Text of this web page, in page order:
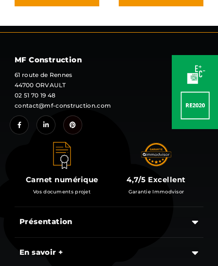
MF Construction
61 route de Rennes
44700 ORVAULT
02 51 70 19 48
contact@mf-construction.com
Carnet numérique
Vos documents projet
4,7/5 Excellent
Garantie Immodvisor
Présentation
En savoir +